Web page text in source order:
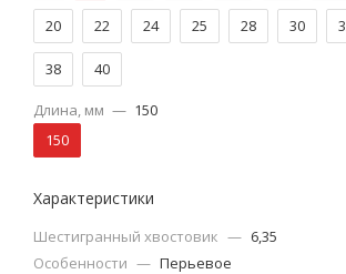
20 22 24 25 28 30
38 40
Длина, мм — 150
150
Характеристики
Шестигранный хвостовик — 6,35
Особенности — Перьевое